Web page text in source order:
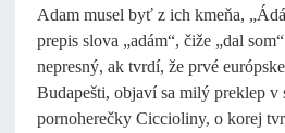
Adam musel byť z ich kmeňa,
prepis slova „adám“, čiže „dal
nepresný, ak tvrdí, že prvé
Budapešti, objaví sa milý preklep v
pornoherečky Ciccioliny, o korej